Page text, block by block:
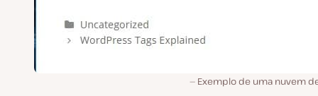
Exemplo de uma nuvem